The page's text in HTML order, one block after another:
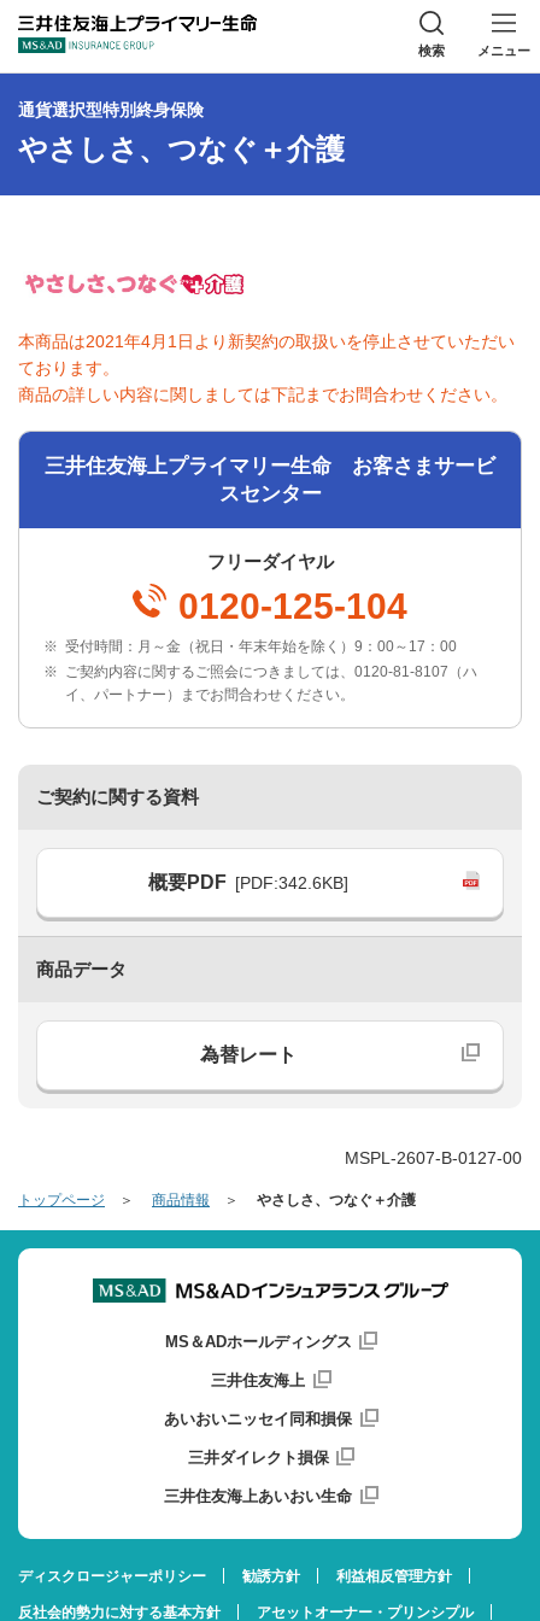
三井住友海上プ
検索 メニュー
通貨選択型特別終身保険
やさしさ、つなぐ＋介護
本商品は2021年4月1日より新契約の取扱いを停止させていただい
ております。
商品の詳しい内容に関しましては下記までお問合わせください。
三井住友海上プライマリー生命 お客さまサービ
スセンター
フリーダイヤル
0120-125-104
※ 受付時間：月～金（祝日・年末年始を除く）9：00～17：00
※ ご契約内容に関するご照会につきましては、0120-81-8107（ハ
イ、パートナー）までお問合わせください。
ご契約に関する資料
概要PDF [PDF:342.6KB]
商品データ
為替レート
MSPL-2607-B-0127-00
トップページ 商品情報 やさしさ、つなぐ＋介護
MS＆ADホールディングス
三井住友海上
あいおいニッセイ同和損保
三井ダイレクト損保
三井住友海上あいおい生命
ディスクロージャーポリシー 勧誘方針 利益相反管理方針
反社会的勢力に対する基本方針 アセットオーナー・プリンシプル